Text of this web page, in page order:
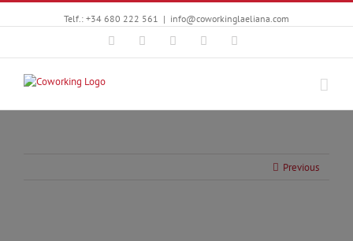
Telf.: +34 680 222 561 | info@coworkinglaeliana.com
FacebookTwitterYouTubeInstagramGoogle+
Previous